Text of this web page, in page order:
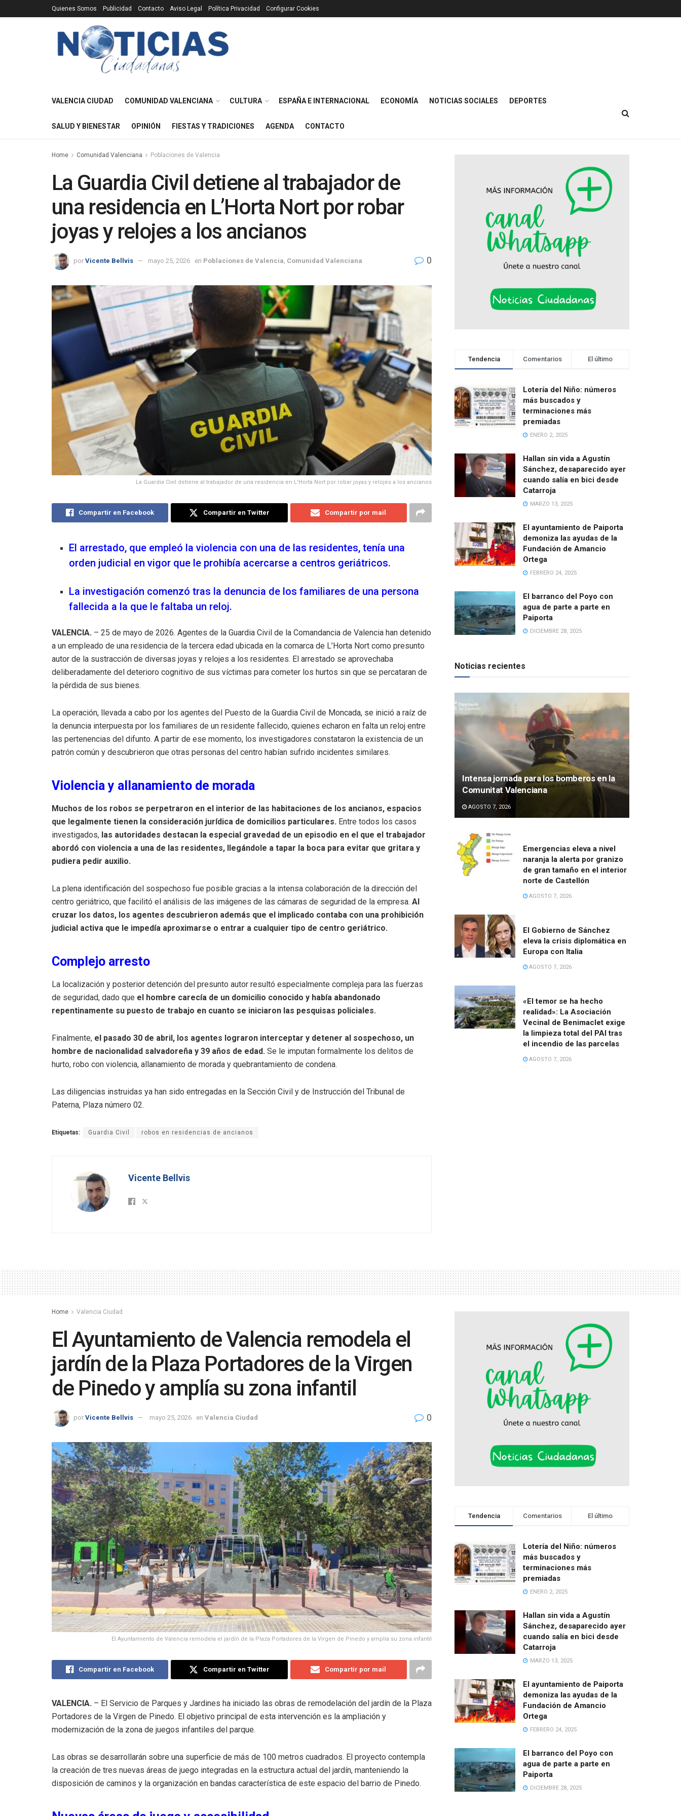
Quienes Somos Publicidad Contacto Aviso Legal Política Privacidad Configurar Cookies
VALENCIA CIUDAD COMUNIDAD VALENCIANA CULTURA ESPAÑA E INTERNACIONAL ECONOMÍA NOTICIAS SOCIALES DEPORTES
SALUD Y BIENESTAR OPINIÓN FIESTAS Y TRADICIONES AGENDA CONTACTO
Home Comunidad Valenciana Poblaciones de Valencia
La Guardia Civil detiene al trabajador de
una residencia en L’Horta Nort por robar
joyas y relojes a los ancianos
por Vicente Bellvis mayo 25, 2026 en Poblaciones de Valencia Comunidad Valenciana 0
La Guardia Civil detiene al trabajador de una residencia en L'Horta Nort por robar joyas y relojes a los ancianos
Compartir en Facebook Compartir en Twitter Compartir por mail
El arrestado, que empleó la violencia con una de las residentes, tenía una
orden judicial en vigor que le prohibía acercarse a centros geriátricos.
La investigación comenzó tras la denuncia de los familiares de una persona
fallecida a la que le faltaba un reloj.
VALENCIA. – 25 de mayo de 2026. Agentes de la Guardia Civil de la Comandancia de Valencia han detenido
a un empleado de una residencia de la tercera edad ubicada en la comarca de L’Horta Nort como presunto
autor de la sustracción de diversas joyas y relojes a los residentes. El arrestado se aprovechaba
deliberadamente del deterioro cognitivo de sus víctimas para cometer los hurtos sin que se percataran de
la pérdida de sus bienes.
La operación, llevada a cabo por los agentes del Puesto de la Guardia Civil de Moncada, se inició a raíz de
la denuncia interpuesta por los familiares de un residente fallecido, quienes echaron en falta un reloj entre
las pertenencias del difunto. A partir de ese momento, los investigadores constataron la existencia de un
patrón común y descubrieron que otras personas del centro habían sufrido incidentes similares.
Violencia y allanamiento de morada
Muchos de los robos se perpetraron en el interior de las habitaciones de los ancianos, espacios
que legalmente tienen la consideración jurídica de domicilios particulares. Entre todos los casos
investigados, las autoridades destacan la especial gravedad de un episodio en el que el trabajador
abordó con violencia a una de las residentes, llegándole a tapar la boca para evitar que gritara y
pudiera pedir auxilio.
La plena identificación del sospechoso fue posible gracias a la intensa colaboración de la dirección del
centro geriátrico, que facilitó el análisis de las imágenes de las cámaras de seguridad de la empresa. Al
cruzar los datos, los agentes descubrieron además que el implicado contaba con una prohibición
judicial activa que le impedía aproximarse o entrar a cualquier tipo de centro geriátrico.
Complejo arresto
La localización y posterior detención del presunto autor resultó especialmente compleja para las fuerzas
de seguridad, dado que el hombre carecía de un domicilio conocido y había abandonado
repentinamente su puesto de trabajo en cuanto se iniciaron las pesquisas policiales.
Finalmente, el pasado 30 de abril, los agentes lograron interceptar y detener al sospechoso, un
hombre de nacionalidad salvadoreña y 39 años de edad. Se le imputan formalmente los delitos de
hurto, robo con violencia, allanamiento de morada y quebrantamiento de condena.
Las diligencias instruidas ya han sido entregadas en la Sección Civil y de Instrucción del Tribunal de
Paterna, Plaza número 02.
Etiquetas: Guardia Civil robos en residencias de ancianos
Vicente Bellvis
Tendencia Comentarios El último
Lotería del Niño: números
más buscados y
terminaciones más
premiadas
ENERO 2, 2025
Hallan sin vida a Agustín
Sánchez, desaparecido ayer
cuando salía en bici desde
Catarroja
MARZO 13, 2025
El ayuntamiento de Paiporta
demoniza las ayudas de la
Fundación de Amancio
Ortega
FEBRERO 24, 2025
El barranco del Poyo con
agua de parte a parte en
Paiporta
DICIEMBRE 28, 2025
Noticias recientes
Intensa jornada para los bomberos en la
Comunitat Valenciana
AGOSTO 7, 2026
Emergencias eleva a nivel
naranja la alerta por granizo
de gran tamaño en el interior
norte de Castellón
AGOSTO 7, 2026
El Gobierno de Sánchez
eleva la crisis diplomática en
Europa con Italia
AGOSTO 7, 2026
«El temor se ha hecho
realidad»: La Asociación
Vecinal de Benimaclet exige
la limpieza total del PAI tras
el incendio de las parcelas
AGOSTO 7, 2026
Home Valencia Ciudad
El Ayuntamiento de Valencia remodela el
jardín de la Plaza Portadores de la Virgen
de Pinedo y amplía su zona infantil
por Vicente Bellvis mayo 25, 2026 en Valencia Ciudad 0
El Ayuntamiento de Valencia remodela el jardín de la Plaza Portadores de la Virgen de Pinedo y amplía su zona infantil
Compartir en Facebook Compartir en Twitter Compartir por mail
VALENCIA. – El Servicio de Parques y Jardines ha iniciado las obras de remodelación del jardín de la Plaza
Portadores de la Virgen de Pinedo. El objetivo principal de esta intervención es la ampliación y
modernización de la zona de juegos infantiles del parque.
Las obras se desarrollarán sobre una superficie de más de 100 metros cuadrados. El proyecto contempla
la creación de tres nuevas áreas de juego integradas en la estructura actual del jardín, manteniendo la
disposición de caminos y la organización en bandas característica de este espacio del barrio de Pinedo.
Tendencia Comentarios El último
Lotería del Niño: números
más buscados y
terminaciones más
premiadas
ENERO 2, 2025
Hallan sin vida a Agustín
Sánchez, desaparecido ayer
cuando salía en bici desde
Catarroja
MARZO 13, 2025
El ayuntamiento de Paiporta
demoniza las ayudas de la
Fundación de Amancio
Ortega
FEBRERO 24, 2025
El barranco del Poyo con
agua de parte a parte en
Paiporta
DICIEMBRE 28, 2025